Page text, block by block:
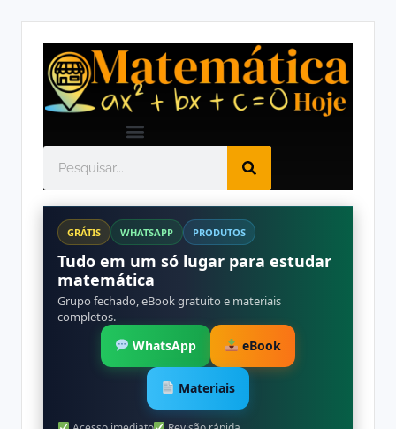
GRÁTIS WHATSAPP PRODUTOS
Tudo em um só lugar para estudar
matemática
Grupo fechado, eBook gratuito e materiais
completos.
WhatsApp eBook
Materiais